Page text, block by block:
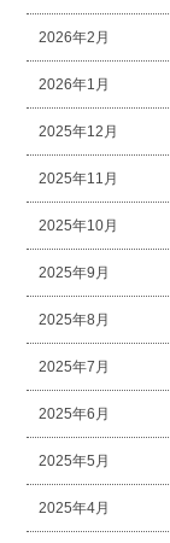
2026年2月
2026年1月
2025年12月
2025年11月
2025年10月
2025年9月
2025年8月
2025年7月
2025年6月
2025年5月
2025年4月